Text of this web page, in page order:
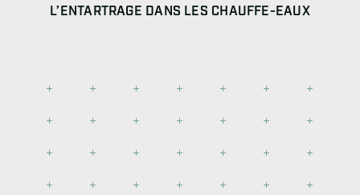
L’ENTARTRAGE DANS LES CHAUFFE-EAUX